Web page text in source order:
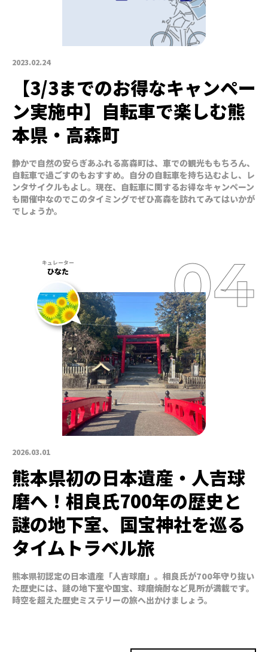
2023.02.24
【3/3までのお得なキャンペー
ン実施中】自転車で楽しむ熊
本県・高森町
静かで自然の安らぎあふれる高森町は、車での観光ももちろん、
自転車で過ごすのもおすすめ。自分の自転車を持ち込むよし、レ
ンタサイクルもよし。現在、自転車に関するお得なキャンペーン
も開催中なのでこのタイミングでぜひ高森を訪れてみてはいかが
でしょうか。
2026.03.01
ひなた
熊本県初の日本遺産・人吉球
磨へ！相良氏700年の歴史と
謎の地下室、国宝神社を巡る
タイムトラベル旅
熊本県初認定の日本遺産「人吉球磨」。相良氏が700年守り抜い
た歴史には、謎の地下室や国宝、球磨焼酎など見所が満載です。
時空を超えた歴史ミステリーの旅へ出かけましょう。